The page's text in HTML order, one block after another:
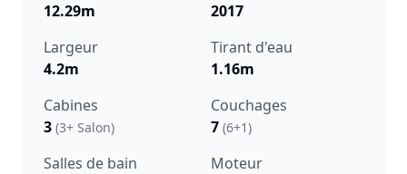
12.29m
2017
Largeur
4.2m
Tirant d'eau
1.16m
Cabines
3 (3+ Salon)
Couchages
7 (6+1)
Salles de bain
Moteur